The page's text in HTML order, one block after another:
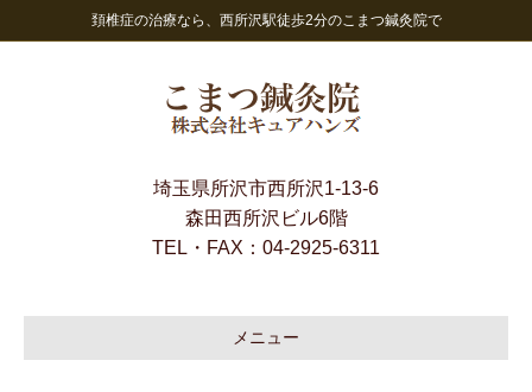
頚椎症の治療なら、西所沢駅徒歩2分のこまつ鍼灸院で
埼玉県所沢市西所沢1-13-6
森田西所沢ビル6階
TEL・FAX： 04-2925-6311
メニュー